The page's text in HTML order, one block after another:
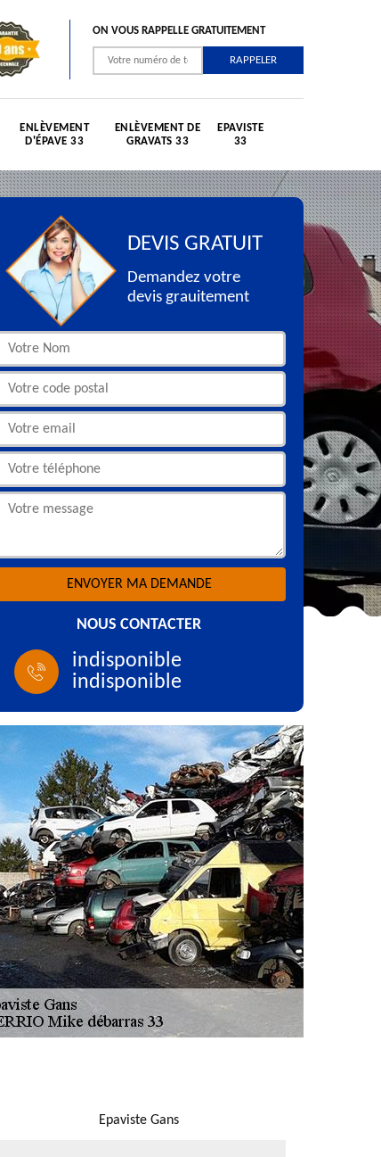
ON VOUS RAPPELLE GRATUITEMENT
ENLÈVEMENT
D'ÉPAVE 33
ENLÈVEMENT DE
GRAVATS 33
EPAVISTE
33
DEVIS GRATUIT
Demandez votre
devis grauitement
NOUS CONTACTER
indisponible
indisponible
Epaviste Gans